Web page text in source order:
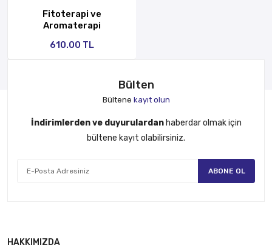
Fitoterapi ve
Aromaterapi
610.00 TL
Bülten
Bültene kayıt olun
İndirimlerden ve duyurulardanhaberdar olmak için
bültene kayıt olabilirsiniz.
ABONE OL
HAKKIMIZDA